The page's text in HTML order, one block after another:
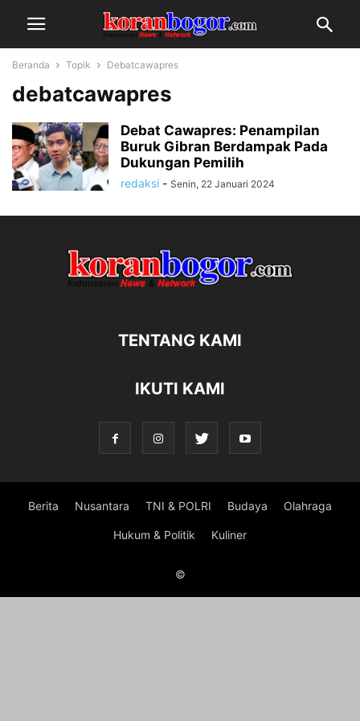
Beranda Topik Debatcawapres
debatcawapres
Debat Cawapres: Penampilan
Buruk Gibran Berdampak Pada
Dukungan Pemilih
redaksi - Senin, 22 Januari 2024
TENTANG KAMI
IKUTI KAMI
Berita Nusantara TNI & POLRI Budaya Olahraga
Hukum & Politik Kuliner
©